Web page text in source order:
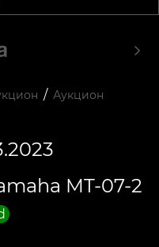
/ Аукцион
MT-07-2